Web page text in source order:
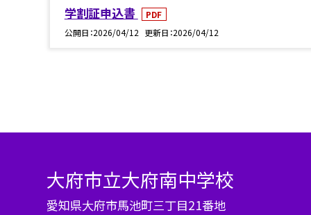
学割証申込書
PDF
公開日 2026/04/12 更新日 2026/04/12
大府市立大府南中学校
愛知県大府市馬池町三丁目21番地